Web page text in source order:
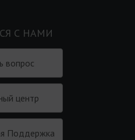
С НАМИ
Задать вопрос
Сервисный центр
Техническая Поддержка